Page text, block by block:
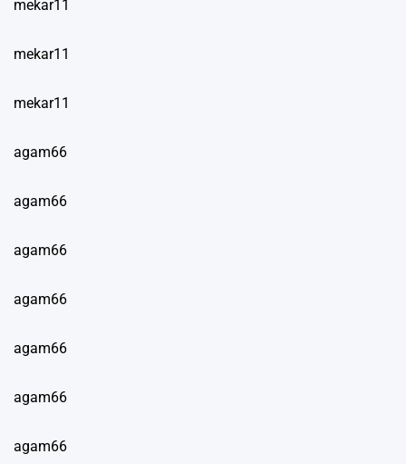
mekar11
mekar11
mekar11
agam66
agam66
agam66
agam66
agam66
agam66
agam66